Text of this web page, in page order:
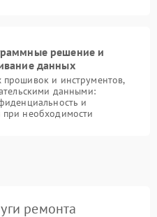
решение и
данных
и инструментов,
данными:
и
необходимости
ремонта